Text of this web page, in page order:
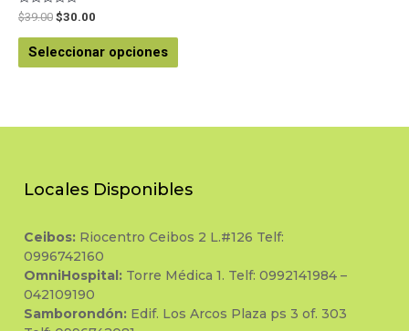
Valorado
en
0
de
$39.00 $30.00
Seleccionar opciones
Locales Disponibles
Ceibos: Riocentro Ceibos 2 L.#126 Telf:
0996742160
OmniHospital: Torre Médica 1. Telf: 0992141984 –
042109190
Samborondón: Edif. Los Arcos Plaza ps 3 of. 303